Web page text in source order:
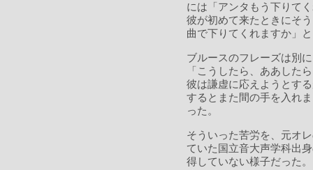
には「アンタもう下りて
彼が初めて来たときにそ
曲で下りてくれますか」
ブルースのフレーズは別
「こうしたら、ああした
彼は謙虚に応えようとす
するとまた間の手を入れ
った。
そういった苦労を、元オ
ていた国立音大声学科出
得していない様子だった